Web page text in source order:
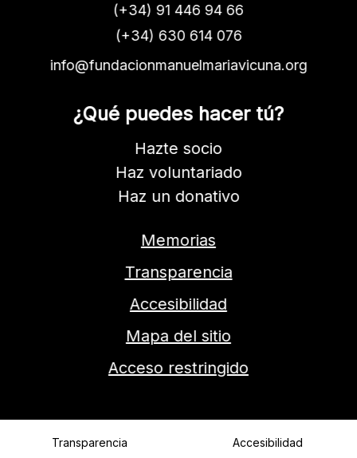
(+34) 91 446 94 66
(+34) 630 614 076
info@fundacionmanuelmariavicuna.org
¿Qué puedes hacer tú?
Hazte socio
Haz voluntariado
Haz un donativo
Memorias
Transparencia
Accesibilidad
Mapa del sitio
Acceso restringido
Transparencia Accesibilidad